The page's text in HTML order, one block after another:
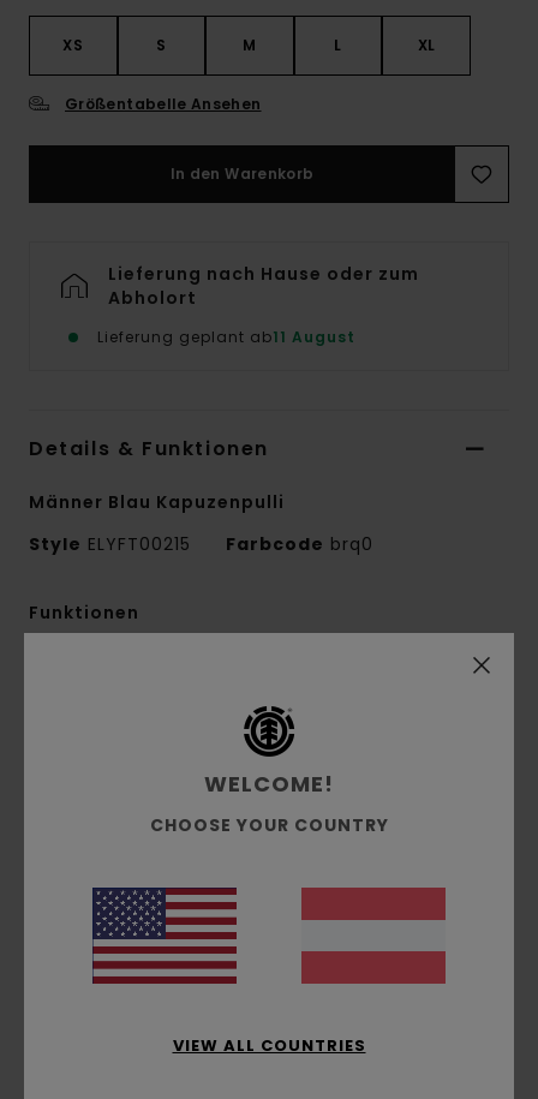
XS S M L XL
Größentabelle Ansehen
In den Warenkorb
Lieferung nach Hause oder zum
Abholort
Lieferung geplant ab11 August
Details & Funktionen
Männer Blau Kapuzenpulli
Style ELYFT00215 Farbcode brq0
Funktionen
Recycling-Baumwolle
Recyceltes Material:Baumwolle, recyceltes
Baumwollmischgewebe
gemütlicher und freier Relaxed Fit
Innenseite ungebürstet
Kapuze:feste Kapuze
Label an der Innennaht
Stickerei auf der Brust
WELCOME!
CHOOSE YOUR COUNTRY
VIEW ALL COUNTRIES